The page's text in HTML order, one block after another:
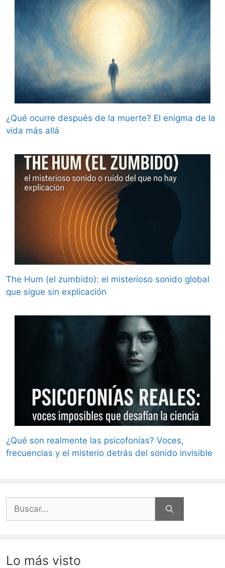
¿Qué ocurre después de la muerte? El enigma de la
vida más allá
The Hum (el zumbido): el misterioso sonido global
que sigue sin explicación
¿Qué son realmente las psicofonías? Voces,
frecuencias y el misterio detrás del sonido invisible
Buscar:
Lo más visto